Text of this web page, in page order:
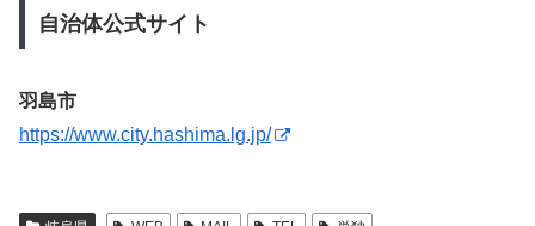
自治体公式サイト
羽島市
https://www.city.hashima.lg.jp/